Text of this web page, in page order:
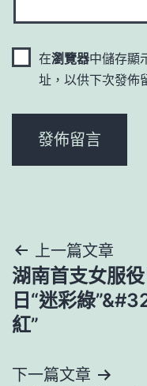
在瀏覽器中儲存顯
址，以供下次發佈
文
章
導
覽
上一篇文章
湖南首支女服
日“迷彩綠
紅”
下一篇文章